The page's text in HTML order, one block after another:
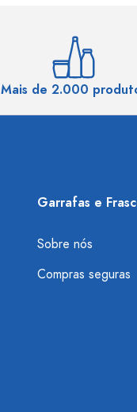
Mais de 2.000
Garrafas e
Sobre nós
Compras seguras